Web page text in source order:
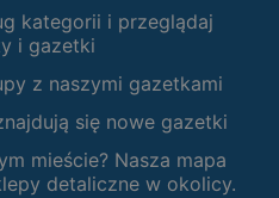
kategorii i przeglądaj
i gazetki
z naszymi gazetkami
się nowe gazetki
mieście? Nasza mapa
detaliczne w okolicy.